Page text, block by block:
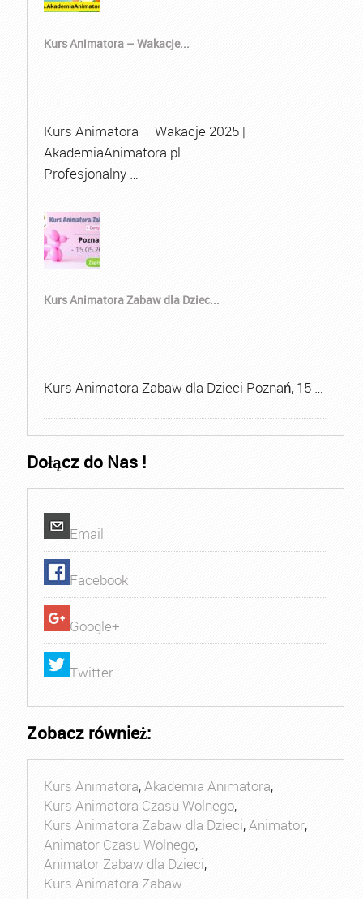
Kurs Animatora – Wakacje...
Kurs Animatora – Wakacje 2025 |
AkademiaAnimatora.pl
Profesjonalny …
Kurs Animatora Zabaw dla Dziec...
Kurs Animatora Zabaw dla Dzieci Poznań, 15 …
Dołącz do Nas !
Email
Facebook
Google+
Twitter
Zobacz również:
Kurs Animatora,Akademia Animatora,
Kurs Animatora Czasu Wolnego,
Kurs Animatora Zabaw dla Dzieci,Animator,
Animator Czasu Wolnego,
Animator Zabaw dla Dzieci,
Kurs Animatora Zabaw